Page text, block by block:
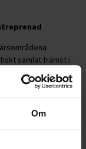
Om
samlat främst i
tjänster som
att ansvara i
på Ohlssons 2022